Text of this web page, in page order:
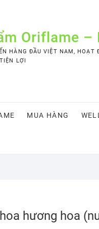
Oriflame
HÀNG ĐẦU VIỆT NAM,
LỢI
MUA HÀNG
hương hoa